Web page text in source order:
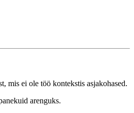
mis ei ole töö kontekstis asjakohased.
arenguks.